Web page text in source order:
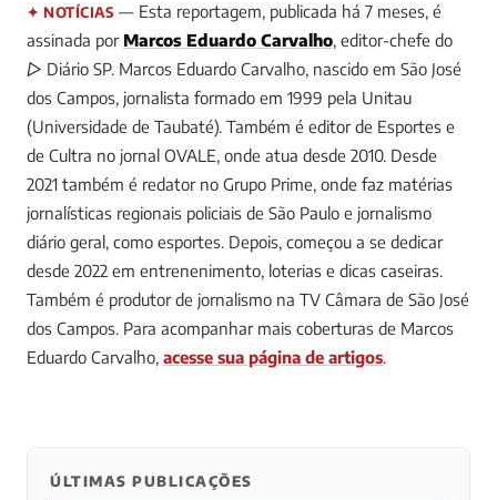
✦ NOTÍCIAS — Esta reportagem, publicada há 7 meses, é
assinada por Marcos Eduardo Carvalho, editor-chefe do
▷ Diário SP. Marcos Eduardo Carvalho, nascido em São José
dos Campos, jornalista formado em 1999 pela Unitau
(Universidade de Taubaté). Também é editor de Esportes e
de Cultra no jornal OVALE, onde atua desde 2010. Desde
2021 também é redator no Grupo Prime, onde faz matérias
jornalísticas regionais policiais de São Paulo e jornalismo
diário geral, como esportes. Depois, começou a se dedicar
desde 2022 em entrenenimento, loterias e dicas caseiras.
Também é produtor de jornalismo na TV Câmara de São José
dos Campos. Para acompanhar mais coberturas de Marcos
Eduardo Carvalho, acesse sua página de artigos.
0 0 0
ÚLTIMAS PUBLICAÇÕES